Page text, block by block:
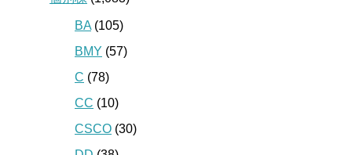
BA (105)
BMY (57)
C (78)
CC (10)
CSCO (30)